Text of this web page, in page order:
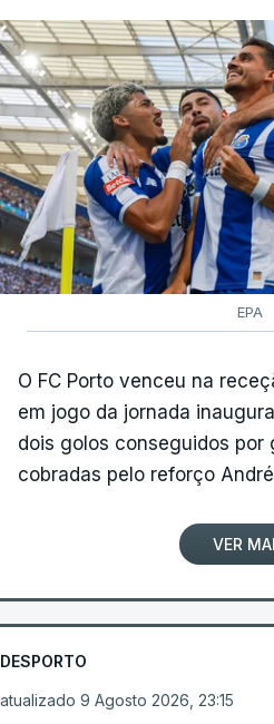
EPA
O FC Porto venceu na
em jogo da jornada
dois golos conseguidos por
cobradas pelo reforço
VER
DESPORTO
atualizado 9 Agosto 2026, 23:15